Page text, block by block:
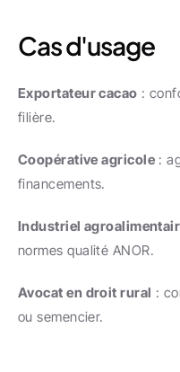
Cas d'usage
Exportateur cacao :
filière.
Coopérative agricole :
financements.
Industriel
normes qualité ANOR.
Avocat en droit rural :
ou semencier.